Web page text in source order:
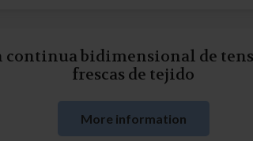
bidimensional de
frescas de tejido
More information